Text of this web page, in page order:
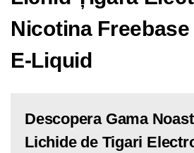
Nicotina
E-Liquid
Descopera Gama
Lichide de Tigari